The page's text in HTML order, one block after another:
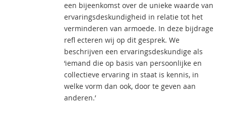
een bijeenkomst over de unieke waarde van
ervaringsdeskundigheid in relatie tot het
verminderen van armoede. In deze bijdrage
refl ecteren wij op dit gesprek. We
beschrijven een ervaringsdeskundige als
‘iemand die op basis van persoonlijke en
collectieve ervaring in staat is kennis, in
welke vorm dan ook, door te geven aan
anderen.’